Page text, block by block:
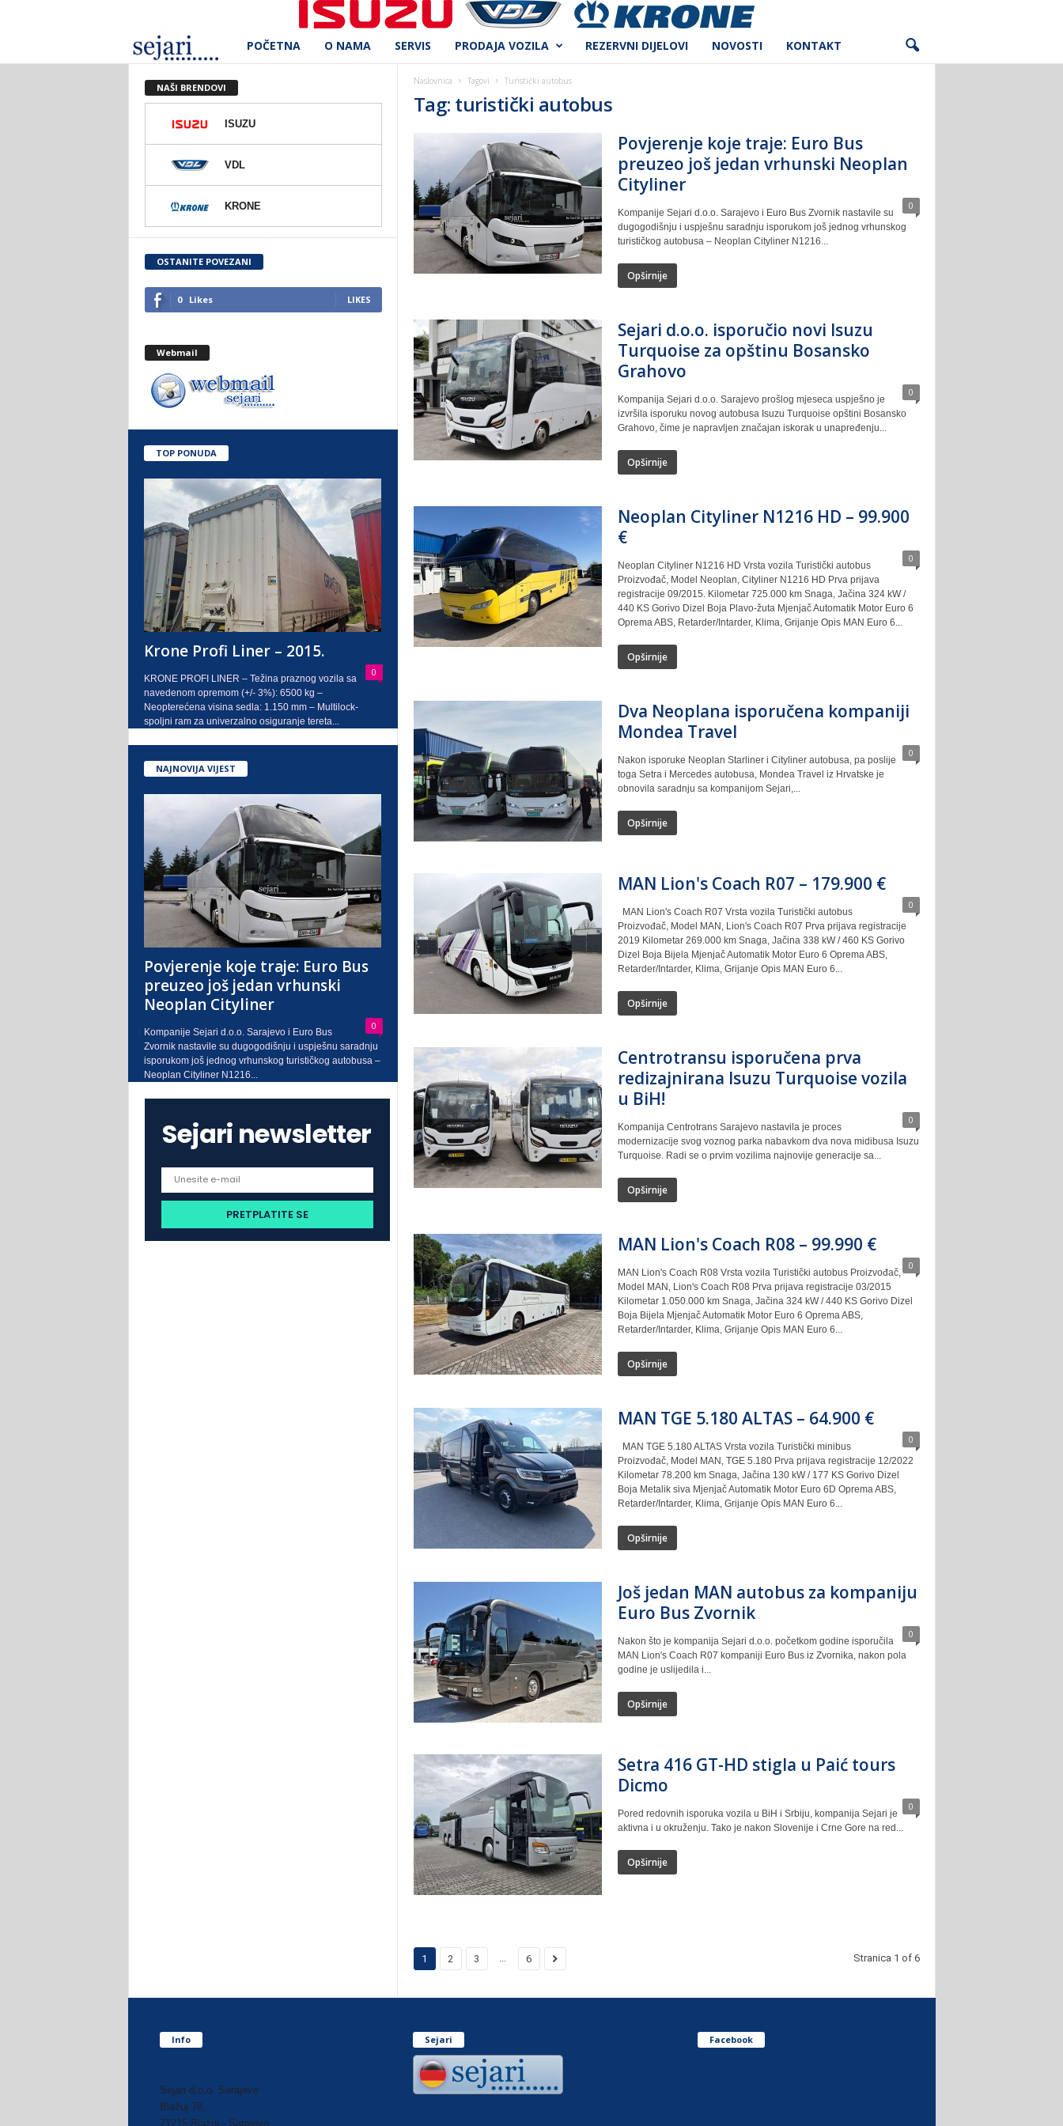
e
r
d
.
o
.
a
j
o
POČETNA O NAMA SERVIS PRODAJA VOZILA REZERVNI DIJELOVI NOVOSTI KONTAKT
Naslovnica Tagovi Turistički autobus
Tag: turistički autobus
Povjerenje koje traje: Euro Bus
preuzeo još jedan vrhunski Neoplan
Cityliner
0
Kompanije Sejari d.o.o. Sarajevo i Euro Bus Zvornik nastavile su
dugogodišnju i uspješnu saradnju isporukom još jednog vrhunskog
turističkog autobusa – Neoplan Cityliner N1216...
Opširnije
Sejari d.o.o. isporučio novi Isuzu
Turquoise za opštinu Bosansko
Grahovo
0
Kompanija Sejari d.o.o. Sarajevo prošlog mjeseca uspješno je
izvršila isporuku novog autobusa Isuzu Turquoise opštini Bosansko
Grahovo, čime je napravljen značajan iskorak u unapređenju...
Opširnije
Neoplan Cityliner N1216 HD – 99.900
€
0
Neoplan Cityliner N1216 HD Vrsta vozila Turistički autobus
Proizvođač, Model Neoplan, Cityliner N1216 HD Prva prijava
registracije 09/2015. Kilometar 725.000 km Snaga, Jačina 324 kW /
440 KS Gorivo Dizel Boja Plavo-žuta Mjenjač Automatik Motor Euro 6
Oprema ABS, Retarder/Intarder, Klima, Grijanje Opis MAN Euro 6...
Opširnije
Dva Neoplana isporučena kompaniji
Mondea Travel
0
Nakon isporuke Neoplan Starliner i Cityliner autobusa, pa poslije
toga Setra i Mercedes autobusa, Mondea Travel iz Hrvatske je
obnovila saradnju sa kompanijom Sejari,...
Opširnije
MAN Lion's Coach R07 – 179.900 €
0
MAN Lion's Coach R07 Vrsta vozila Turistički autobus
Proizvođač, Model MAN, Lion's Coach R07 Prva prijava registracije
2019 Kilometar 269.000 km Snaga, Jačina 338 kW / 460 KS Gorivo
Dizel Boja Bijela Mjenjač Automatik Motor Euro 6 Oprema ABS,
Retarder/Intarder, Klima, Grijanje Opis MAN Euro 6...
Opširnije
Centrotransu isporučena prva
redizajnirana Isuzu Turquoise vozila
u BiH!
0
Kompanija Centrotrans Sarajevo nastavila je proces
modernizacije svog voznog parka nabavkom dva nova midibusa Isuzu
Turquoise. Radi se o prvim vozilima najnovije generacije sa...
Opširnije
MAN Lion's Coach R08 – 99.990 €
0
MAN Lion's Coach R08 Vrsta vozila Turistički autobus Proizvođač,
Model MAN, Lion's Coach R08 Prva prijava registracije 03/2015
Kilometar 1.050.000 km Snaga, Jačina 324 kW / 440 KS Gorivo Dizel
Boja Bijela Mjenjač Automatik Motor Euro 6 Oprema ABS,
Retarder/Intarder, Klima, Grijanje Opis MAN Euro 6...
Opširnije
MAN TGE 5.180 ALTAS – 64.900 €
0
MAN TGE 5.180 ALTAS Vrsta vozila Turistički minibus
Proizvođač, Model MAN, TGE 5.180 Prva prijava registracije 12/2022
Kilometar 78.200 km Snaga, Jačina 130 kW / 177 KS Gorivo Dizel
Boja Metalik siva Mjenjač Automatik Motor Euro 6D Oprema ABS,
Retarder/Intarder, Klima, Grijanje Opis MAN Euro 6...
Opširnije
Još jedan MAN autobus za kompaniju
Euro Bus Zvornik
0
Nakon što je kompanija Sejari d.o.o. početkom godine isporučila
MAN Lion's Coach R07 kompaniji Euro Bus iz Zvornika, nakon pola
godine je uslijedila i...
Opširnije
Setra 416 GT-HD stigla u Paić tours
Dicmo
0
Pored redovnih isporuka vozila u BiH i Srbiju, kompanija Sejari je
aktivna i u okruženju. Tako je nakon Slovenije i Crne Gore na red...
Opširnije
1 2 3 ... 6 Stranica 1 of 6
NAŠI BRENDOVI
ISUZU
VDL
KRONE
OSTANITE POVEZANI
0 Likes LIKES
Webmail
TOP PONUDA
Krone Profi Liner – 2015.
0
KRONE PROFI LINER – Težina praznog vozila sa
navedenom opremom (+/- 3%): 6500 kg –
Neopterećena visina sedla: 1.150 mm – Multilock-
spoljni ram za univerzalno osiguranje tereta...
NAJNOVIJA VIJEST
Povjerenje koje traje: Euro Bus
preuzeo još jedan vrhunski
Neoplan Cityliner
0
Kompanije Sejari d.o.o. Sarajevo i Euro Bus
Zvornik nastavile su dugogodišnju i uspješnu saradnju
isporukom još jednog vrhunskog turističkog autobusa –
Neoplan Cityliner N1216...
Sejari newsletter
Info
Sejari d.o.o. Sarajevo
Blažuj 78,
71215 Blažuj - Sarajevo
Sejari Facebook